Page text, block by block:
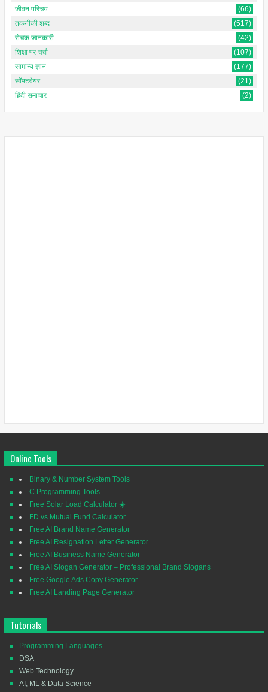
जीवन परिचय
(66)
तकनीकी शब्द
(517)
रोचक जानकारी
(42)
शिक्षा पर चर्चा
(107)
सामान्य ज्ञान
(177)
सॉफ्टवेयर
(21)
हिंदी समाचार
(2)
Online Tools
Binary & Number System Tools
C Programming Tools
Free Solar Load Calculator ☀️
FD vs Mutual Fund Calculator
Free AI Brand Name Generator
Free AI Resignation Letter Generator
Free AI Business Name Generator
Free AI Slogan Generator – Professional Brand Slogans
Free Google Ads Copy Generator
Free AI Landing Page Generator
Tutorials
Programming Languages
DSA
Web Technology
AI, ML & Data Science